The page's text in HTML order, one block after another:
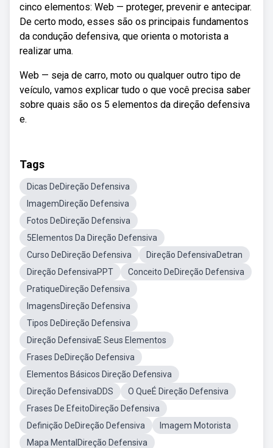
cinco elementos: Web — proteger, prevenir e antecipar.
De certo modo, esses são os principais fundamentos
da condução defensiva, que orienta o motorista a
realizar uma.
Web — seja de carro, moto ou qualquer outro tipo de
veículo, vamos explicar tudo o que você precisa saber
sobre quais são os 5 elementos da direção defensiva
e.
Tags
Dicas DeDireção Defensiva
ImagemDireção Defensiva
Fotos DeDireção Defensiva
5Elementos Da Direção Defensiva
Curso DeDireção Defensiva
Direção DefensivaDetran
Direção DefensivaPPT
Conceito DeDireção Defensiva
PratiqueDireção Defensiva
ImagensDireção Defensiva
Tipos DeDireção Defensiva
Direção DefensivaE Seus Elementos
Frases DeDireção Defensiva
Elementos Básicos Direção Defensiva
Direção DefensivaDDS
O QueÉ Direção Defensiva
Frases De EfeitoDireção Defensiva
Definição DeDireção Defensiva
Imagem Motorista
Mapa MentalDireção Defensiva